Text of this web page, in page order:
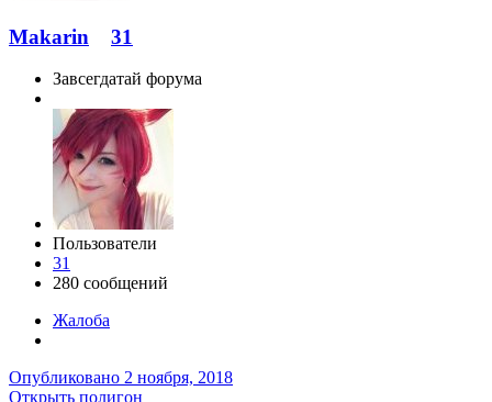
Makarin 31
Завсегдатай форума
Пользователи
31
280 сообщений
Жалоба
Опубликовано 2 ноября, 2018
Открыть полигон